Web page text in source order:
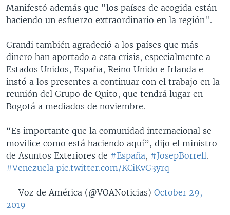
Manifestó además que "los países de acogida están
haciendo un esfuerzo extraordinario en la región".
Grandi también agradeció a los países que más
dinero han aportado a esta crisis, especialmente a
Estados Unidos, España, Reino Unido e Irlanda e
instó a los presentes a continuar con el trabajo en la
reunión del Grupo de Quito, que tendrá lugar en
Bogotá a mediados de noviembre.
“Es importante que la comunidad internacional se
movilice como está haciendo aquí”, dijo el ministro
de Asuntos Exteriores de #España, #JosepBorrell.
#Venezuela pic.twitter.com/KCiKvG3yrq
— Voz de América (@VOANoticias) October 29,
2019